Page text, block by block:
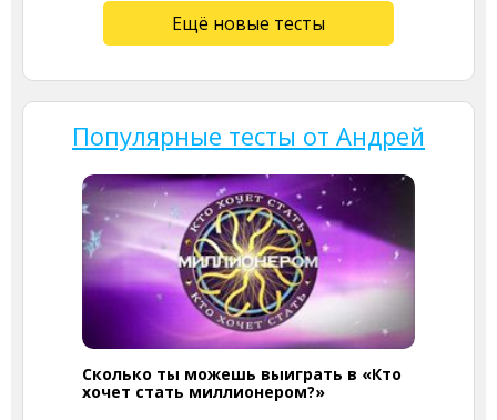
Ещё новые тесты
Популярные тесты от Андрей
Сколько ты можешь выиграть в «Кто
хочет стать миллионером?»